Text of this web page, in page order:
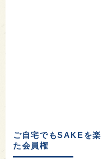
ご自宅でもSAKEを楽
た会員権